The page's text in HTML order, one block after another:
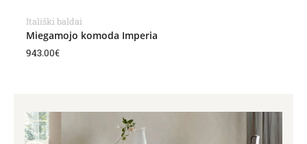
Itališki baldai
Miegamojo komoda Imperia
943.00€